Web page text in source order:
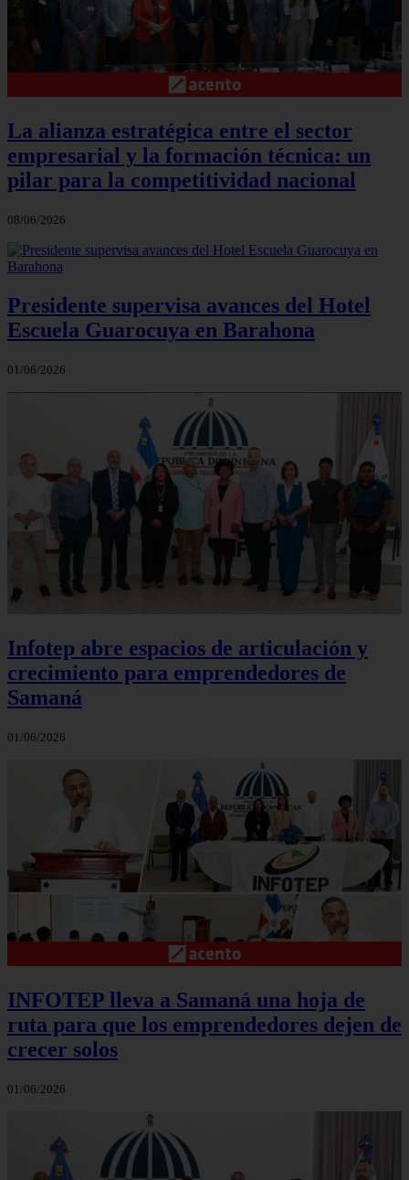
La alianza estratégica entre el sector
empresarial y la formación técnica: un
pilar para la competitividad nacional
08/06/2026
Presidente supervisa avances del Hotel
Escuela Guarocuya en Barahona
01/06/2026
Infotep abre espacios de articulación y
crecimiento para emprendedores de
Samaná
01/06/2026
INFOTEP lleva a Samaná una hoja de
ruta para que los emprendedores dejen de
crecer solos
01/06/2026